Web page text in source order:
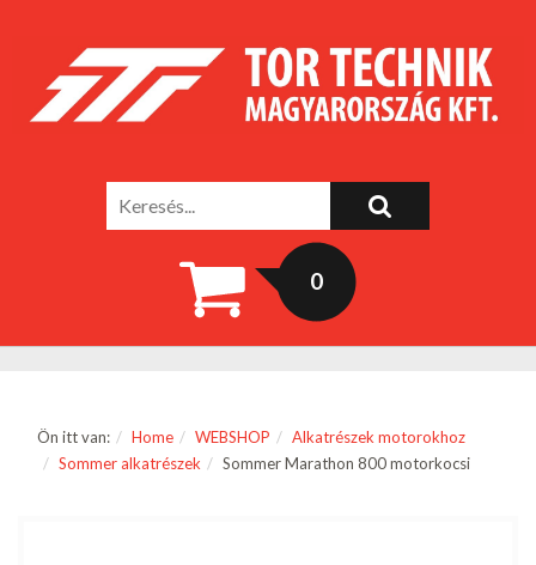
0
Ön itt van: Home WEBSHOP
Alkatrészek motorokhoz
Sommer alkatrészek
Sommer Marathon 800 motorkocsi